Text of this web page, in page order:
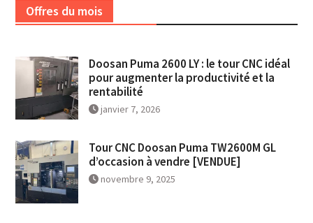
Offres du mois
Doosan Puma 2600 LY : le tour CNC idéal
pour augmenter la productivité et la
rentabilité
janvier 7, 2026
Tour CNC Doosan Puma TW2600M GL
d’occasion à vendre [VENDUE]
novembre 9, 2025